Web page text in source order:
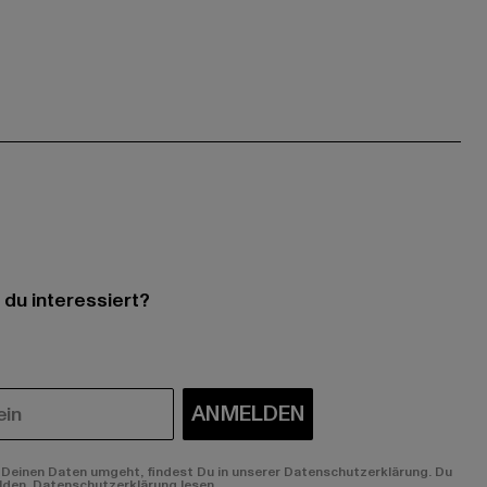
interessiert?
ANMELDEN
Daten umgeht, findest Du in unserer Datenschutzerklärung. Du